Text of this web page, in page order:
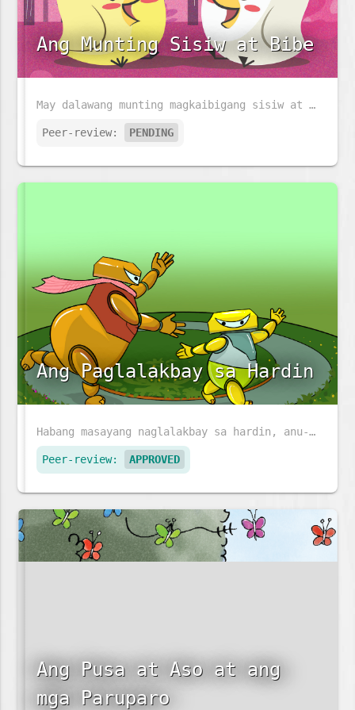
Ang Munting Sisiw at Bibe
May dalawang munting magkaibigang sisiw at bibe na may taglay na magkaibang lakas, tunghayan natin kung papaano nila magagamit ito upang matulungan ang isa't isa.
Peer-review: PENDING
Ang Paglalakbay sa Hardin
Habang masayang naglalakbay sa hardin, anu-ano ang mga makikita ni Sophea at ng kanyang ina?
Peer-review: APPROVED
Ang Pusa at Aso at ang
mga Paruparo